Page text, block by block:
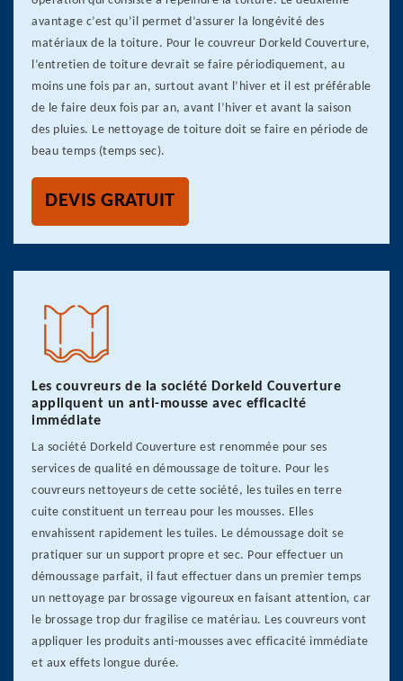
avantage c’est qu’il permet d’assurer la longévité des
matériaux de la toiture. Pour le couvreur Dorkeld Couverture,
l’entretien de toiture devrait se faire périodiquement, au
moins une fois par an, surtout avant l’hiver et il est préférable
de le faire deux fois par an, avant l’hiver et avant la saison
des pluies. Le nettoyage de toiture doit se faire en période de
beau temps (temps sec).
DEVIS GRATUIT
Les couvreurs de la société Dorkeld Couverture
appliquent un anti-mousse avec efficacité
immédiate
La société Dorkeld Couverture est renommée pour ses
services de qualité en démoussage de toiture. Pour les
couvreurs nettoyeurs de cette société, les tuiles en terre
cuite constituent un terreau pour les mousses. Elles
envahissent rapidement les tuiles. Le démoussage doit se
pratiquer sur un support propre et sec. Pour effectuer un
démoussage parfait, il faut effectuer dans un premier temps
un nettoyage par brossage vigoureux en faisant attention, car
le brossage trop dur fragilise ce matériau. Les couvreurs vont
appliquer les produits anti-mousses avec efficacité immédiate
et aux effets longue durée.